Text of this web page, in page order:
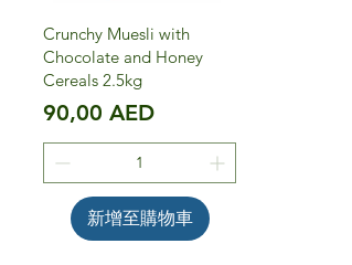
Crunchy Muesli with
Chocolate and Honey
Cereals 2.5kg
價格
90,00 AED
新增至購物車